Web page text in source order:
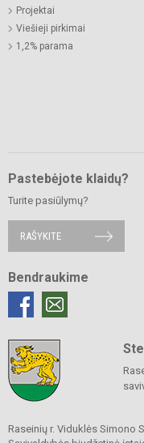
Projektai
Viešieji pirkimai
1,2% parama
Pastebėjote klaidų?
Turite pasiūlymų?
RAŠYKITE
Bendraukime
Raseinių r. Viduklės Simono